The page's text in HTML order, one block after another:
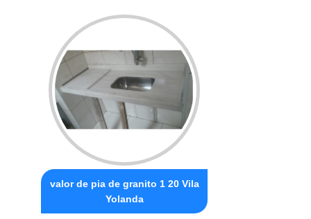
valor de pia de granito 1 20 Vila
Yolanda